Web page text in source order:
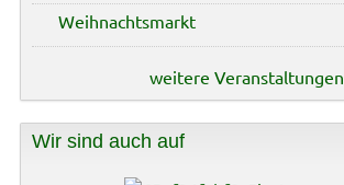
Weihnachtsmarkt
weitere Veranstaltungen
Wir sind auch auf